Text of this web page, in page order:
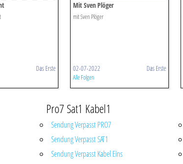
Das Erste
Mit Sven Plöger
mit Sven Plöger
02-07-2022 Das Erste
Alle Folgen
Pro7 Sat1 Kabel1
Sendung Verpasst PRO7
Sendung Verpasst SAT1
Sendung Verpasst Kabel Eins